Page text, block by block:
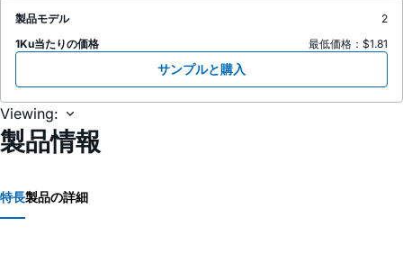
製品モデル
2
1Ku当たりの価格
最低価格：$1.81
サンプルと購入
Viewing:
製品情報
特長製品の詳細